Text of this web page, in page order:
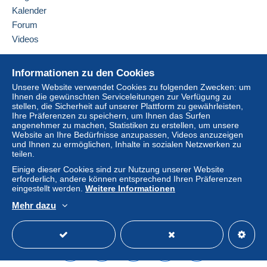
integrierte Zahlungssystem erfolgt
Kauf kann Konsequenzen für das Konto des
Käufers nach sich ziehen.
Klauseln enthalten, die sich auf die Zahlung
beziehen, sind diese Klauseln als nichtig zu
betrachten. Es gelten ausschließlich die
Zahlungsbedingungen der Delcampe-Website, wie
sie in den Nutzungsbedingungen definiert sind.
Käufe müssen, nachdem der Verkäufer die
Tagenbezahlt werden.
Garantie:
Widerrufsrecht
Lasten des Käufers.
Alle Angaben zu Fristen bezüglich der
Rücksendung von Artikeln und der Rückerstattung
des Kaufbetrags finden Sie in derDelcampe-
Charta.
hinzufügen
Informationen zu den Cookies
Unsere Website verwendet Cookies zu folgenden Zwecken: um
Ihnen die gewünschten Serviceleitungen zur Verfügung zu
stellen, die Sicherheit auf unserer Plattform zu gewährleisten,
Ihre Präferenzen zu speichern, um Ihnen das Surfen
angenehmer zu machen, Statistiken zu erstellen, um unsere
Website an Ihre Bedürfnisse anzupassen, Videos anzuzeigen
und Ihnen zu ermöglichen, Inhalte in sozialen Netzwerken zu
teilen.
Einige dieser Cookies sind zur Nutzung unserer Website
erforderlich, andere können entsprechend Ihren Präferenzen
eingestellt werden. Weitere Informationen
Mehr dazu
Kalender
Forum
Videos
Online-Hilfe
Auf Delcampe kaufen
Auf Delcampe verkaufen
Eine sichere Website